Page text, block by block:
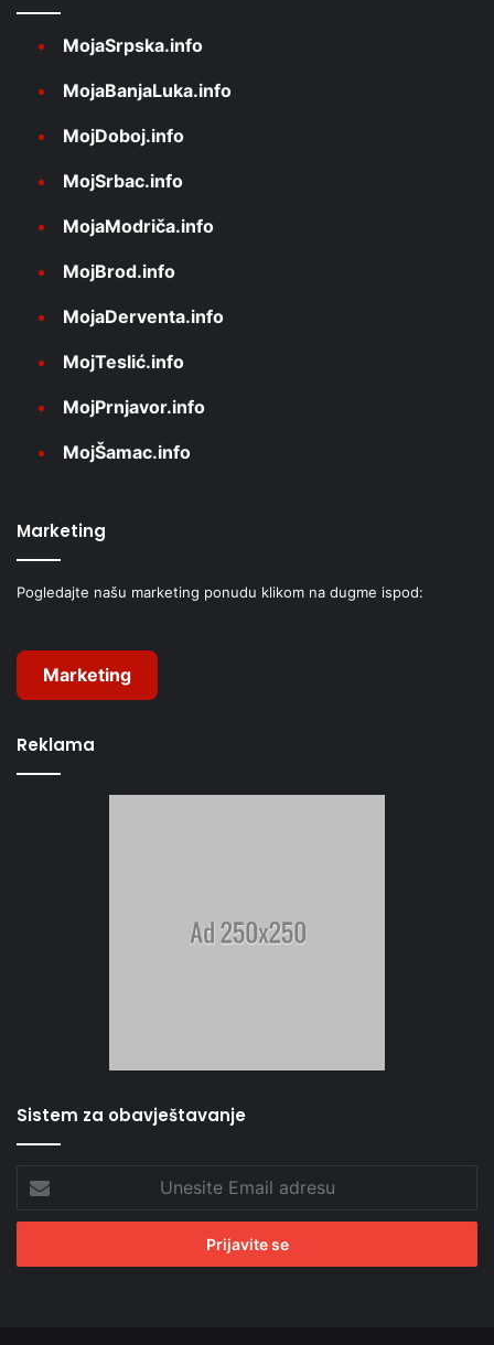
MojaSrpska.info
MojaBanjaLuka.info
MojDoboj.info
MojSrbac.info
MojaModriča.info
MojBrod.info
MojaDerventa.info
MojTeslić.info
MojPrnjavor.info
MojŠamac.info
Marketing
Pogledajte našu marketing ponudu klikom na dugme ispod:
Marketing
Reklama
Sistem za obavještavanje
Email
adresu